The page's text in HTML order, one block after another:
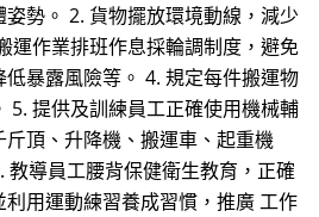
勢。 2. 貨物擺放環境動線，減少
運作業排班作息採輪調制度，避免
暴露風險等。 4. 規定每件搬運物
5. 提供及訓練員工正確使用機械輔
頂、升降機、搬運車、起重機
教導員工腰背保健衛生教育，正確
用運動練習養成習慣，推廣 工作